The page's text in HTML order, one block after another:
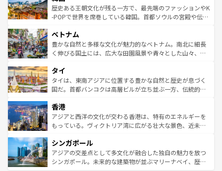
ビング、ハイキングなど、アウトドア好きにはたまらな
い。オーストラリアの多彩な魅力を存分に味わいつくそ
参照してほしい。
と山間の静けさが共存しており、訪れる人に新しい発見と
驚きをもたらしてくれる。また、奥深い台湾の食文化も魅
容にもいいと評判のスイーツなど、バラエティ豊かな料理
が味わえる。 なお、新着の台湾情報は コンテンツ一覧を参
照してほしい。
歴史ある王朝文化が残る一方で、最先端のファッションやK
-POPで世界を席巻している韓国。首都ソウルの宮殿や伝統
き、地方に足を延ばせば四季折々の自然美を楽しむことが
できる。そして、キムチや焼肉、絶品のストリートフード
まで、さまざまな韓国料理が待っている。夜には、韓国な
リティに包まれながら、韓国の多彩な魅力を心ゆくまで味
わってみてほしい。 なお、新着の韓国情報はコンテンツ一
覧を参照してほしい。
ベトナム
豊かな自然と多様な文化が魅力的なベトナム。南北に細長
く伸びる国土には、広大な田園風景や青々とした山々、世
急速な発展と共に伝統が息づく。ハノイの古い町並みやホ
ーチミン市のフランス統治時代の建物も、独特の雰囲気を
醸し出している。また、バラエティの豊かさとおいしさで
とつ。フォーやバインミー、ベトナムコーヒーなどは、ぜ
ひ現地で味わいたい。どの地域を訪れてもあたたかい人々
が旅行者を迎えてくれるので、きっと忘れられない旅にな
参照してほしい。
タイ
タイは、東南アジアに位置する豊かな自然と歴史が息づく
国だ。首都バンコクは高層ビルが立ち並ぶ一方、伝統的な
の活気が交差している。北部ではチェンマイなどの山岳地
帯で自然と触れ合い、南部ではプーケットやクラビの美し
いビーチでリゾート気分を楽しむことができる。タイ料理
激する。気候は一年中温暖で、どの季節にも異なる楽しみ
が待っている。親しみやすいタイの人々、仏教を中心とし
た文化、そして多様な観光資源が、訪れる旅人を魅了し続
香港
アジアと西洋の文化が交わる香港は、特有のエネルギーを
もっている。ヴィクトリア湾に広がる壮大な景色、近未来
み、どこを訪れても感動するはず。観光スポットが密集し
ており、効率よく見どころを回れるのも魅力。息をのむよ
うな絶景から文化的な体験まで、香港を存分に楽しみ尽く
シンガポール
アジアの交差点として多文化が融合した独自の魅力を放つ
シンガポール。未来的な建築物が並ぶマリーナベイ、歴史